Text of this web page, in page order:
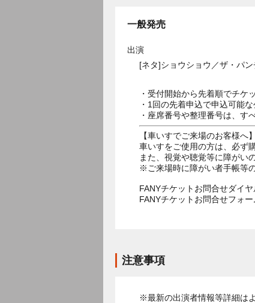
一般発売
出演
[ネタ]ショウショウ／ザ・パ
・受付開始から先着順でチケ
・1回の先着申込で申込可能
・座席番号や整理番号は、す
【車いすでご来場のお客様へ】
車いすをご使用の方は、必ず
また、視覚や聴覚等に障がい
※ご来場時に障がい者手帳等
FANYチケットお問合せダイ
FANYチケットお問合せフォ
注意事項
※最新の出演者情報等詳細は